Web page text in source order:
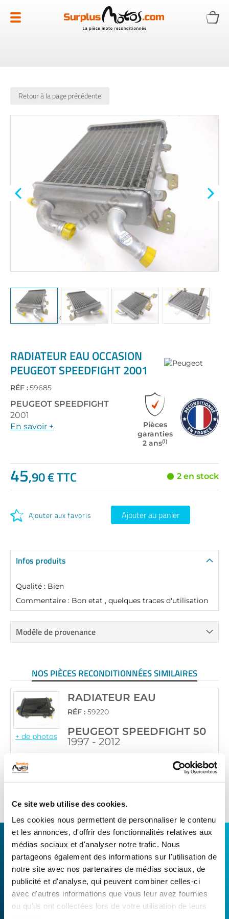
Ce site web utilise des cookies.
Les cookies nous permettent de personnaliser le contenu
et les annonces, d'offrir des fonctionnalités relatives aux
médias sociaux et d'analyser notre trafic. Nous
partageons également des informations sur l'utilisation de
notre site avec nos partenaires de médias sociaux, de
publicité et d'analyse, qui peuvent combiner celles-ci
avec d'autres informations que vous leur avez fournies
ou qu'ils ont collectées lors de votre utilisation de leurs
au
contenu
Retour à la page précédente
images
gallery
the
beginning
of
the
images
gallery
RADIATEUR EAU OCCASION
PEUGEOT SPEEDFIGHT 2001
RÉF :59685
PEUGEOT SPEEDFIGHT
2001
En savoir +
Pièces
garanties
2 ans(1)
45,90 € TTC 2 en stock
Ajouter aux favoris Ajouter au panier
Infos produits
Qualité : Bien
Commentaire : Bon etat , quelques traces d'utilisation
Modèle de provenance
NOS PIÈCES RECONDITIONNÉES SIMILAIRES
+ de photos
RADIATEUR EAU
RÉF : 59220
PEUGEOT SPEEDFIGHT 50
1997 - 2012
45,90 € TTC
en stock
CONNECTEZ-VOUS AVEC VOTRE
RÉPARATEUR FAVORI
Avec Surplus Motos, bénéficiez de l’expertise
technique de notre réseau de Réparateurs-
Distributeurs. De l’achat depièces scooters